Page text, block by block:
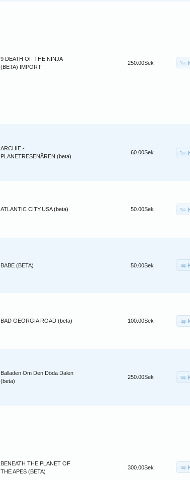
9 DEATH OF THE NINJA
(BETA) IMPORT
250.00Sek
ARCHIE -
PLANETRESENÄREN (beta)
60.00Sek
ATLANTIC CITY,USA (beta) 50.00Sek
BABE (BETA) 50.00Sek
BAD GEORGIA ROAD (beta) 100.00Sek
Balladen Om Den Döda Dalen
(beta)
250.00Sek
BENEATH THE PLANET OF
THE APES (BETA)
300.00Sek